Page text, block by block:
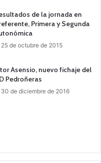
de la jornada en
Primera y Segunda
25 de octubre de 2015
Asensio, nuevo fichaje del
Pedroñeras
30 de diciembre de 2016